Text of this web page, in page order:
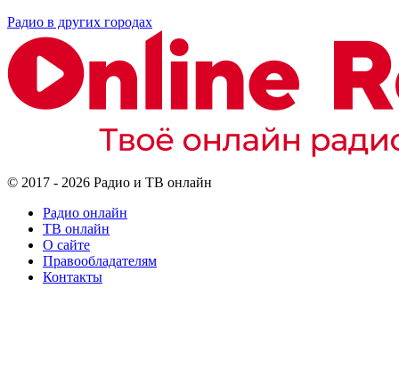
Радио в других городах
© 2017 - 2026 Радио и ТВ онлайн
Радио онлайн
ТВ онлайн
О сайте
Правообладателям
Контакты